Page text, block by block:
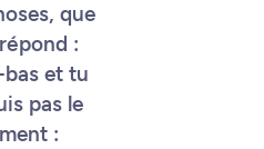
que
:
et tu
pas le
: